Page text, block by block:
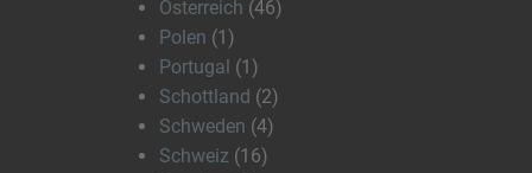
Österreich (46)
Polen (1)
Portugal (1)
Schottland (2)
Schweden (4)
Schweiz (16)